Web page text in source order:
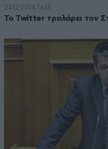
23·12·2014 16:15
Το Twitter τρολάρει τον